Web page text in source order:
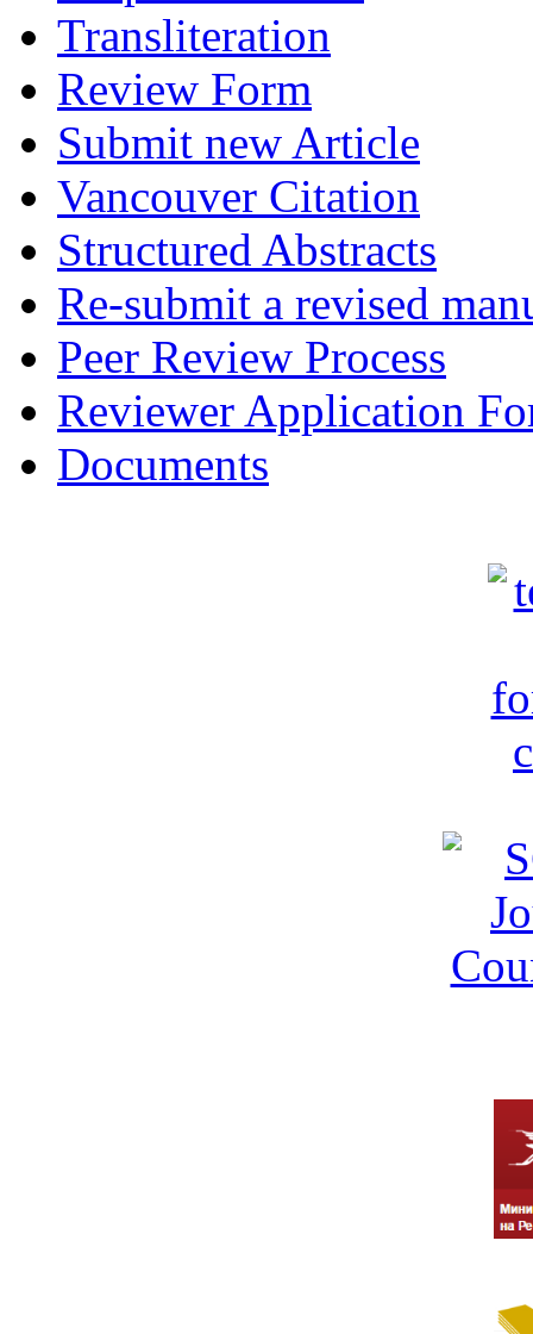
Transliteration
Review Form
Submit new Article
Vancouver Citation
Structured Abstracts
Re-submit a revised
Peer Review Process
Reviewer Application
Documents